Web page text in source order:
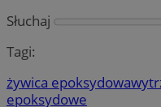
Słuchaj
Tagi:
żywica epoksydowa
epoksydowe